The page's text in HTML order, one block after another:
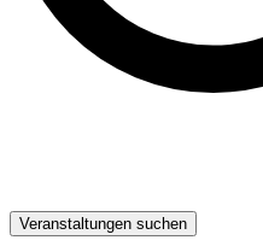
Veranstaltungen suchen